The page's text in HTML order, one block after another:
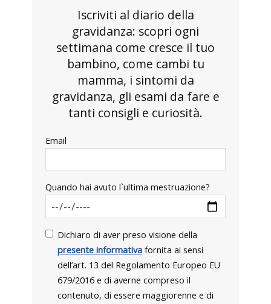
Iscriviti al diario della
gravidanza: scopri ogni
settimana come cresce il tuo
bambino, come cambi tu
mamma, i sintomi da
gravidanza, gli esami da fare e
tanti consigli e curiosità.
Email
Quando hai avuto l`ultima mestruazione?
Dichiaro di aver preso visione della
presente informativa fornita ai sensi
dell’art. 13 del Regolamento Europeo EU
679/2016 e di averne compreso il
contenuto, di essere maggiorenne e di